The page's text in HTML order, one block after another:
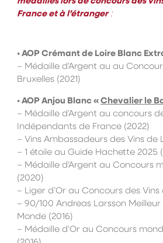
France et à l’étranger:
•AOP Crémant de Loire Blanc
– Médaille d’Argent au au
Bruxelles (2021)
•AOPAnjou Blanc «Chevalier le
– Médaille d’Argent au concours
Indépendants de France (2022)
– Vins Ambassadeurs des Vins de
– 1 étoile au Guide Hachette 2025
– Médaille d’Argent au Concours
(2020)
– Liger d’Or au Concours des Vins
– 90/100 Andreas Larsson
Monde (2016)
– Médaille d’Or au Concours